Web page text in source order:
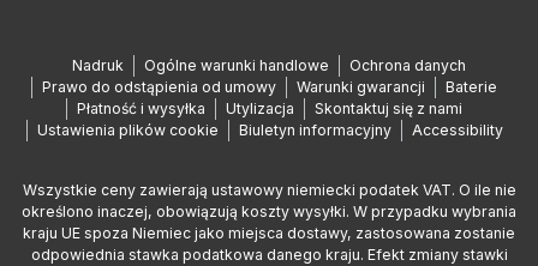
Nadruk Ogólne warunki handlowe
Ochrona danych
Prawo do odstąpienia od umowy
Warunki gwarancji
Baterie
Płatność i wysyłka
Utylizacja
Skontaktuj się z nami
Ustawienia plików cookie
Biuletyn informacyjny Accessibility
Wszystkie ceny zawierają ustawowy niemiecki podatek VAT. O ile nie
określono inaczej, obowiązują koszty wysyłki. W przypadku wybrania
kraju UE spoza Niemiec jako miejsca dostawy, zastosowana zostanie
odpowiednia stawka podatkowa danego kraju. Efekt zmiany stawki